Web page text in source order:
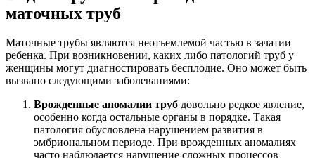
маточных труб
Маточные трубы являются неотъемлемой частью в зачатии
ребенка. При возникновении, каких либо патологий труб у
женщины могут диагностировать бесплодие. Оно может быть
вызвано следующими заболеваниями:
Врожденные аномалии труб довольно редкое явление,
особенно когда остальные органы в порядке. Такая
патология обусловлена нарушением развития в
эмбриональном периоде. При врожденных аномалиях
часто наблюдается нарушение сложных процессов